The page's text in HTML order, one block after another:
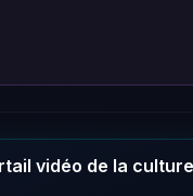
vidéo de la